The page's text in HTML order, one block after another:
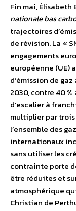
Fin mai,
nationale bas
trajectoires
de révision. La «
engagements
européenne (UE)
d’émission de
2030, contre 40
d’escalier à
multiplier par
l’ensemble des
internationaux
sans utiliser les
contrainte porte
être réduites et
atmosphérique
Christian de